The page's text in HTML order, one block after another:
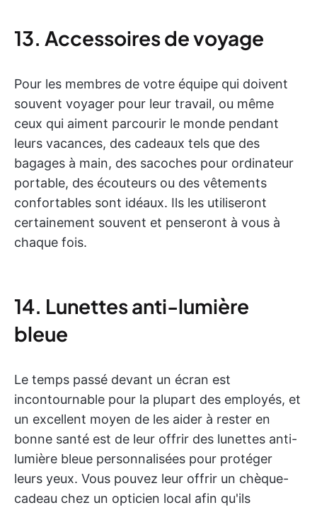
13. Accessoires de voyage
Pour les membres de votre équipe qui doivent
souvent voyager pour leur travail, ou même
ceux qui aiment parcourir le monde pendant
leurs vacances, des cadeaux tels que des
bagages à main, des sacoches pour ordinateur
portable, des écouteurs ou des vêtements
confortables sont idéaux. Ils les utiliseront
certainement souvent et penseront à vous à
chaque fois.
14. Lunettes anti-lumière
bleue
Le temps passé devant un écran est
incontournable pour la plupart des employés, et
un excellent moyen de les aider à rester en
bonne santé est de leur offrir des lunettes anti-
lumière bleue personnalisées pour protéger
leurs yeux. Vous pouvez leur offrir un chèque-
cadeau chez un opticien local afin qu'ils